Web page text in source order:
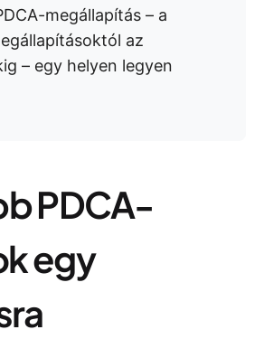
megállapítás – a
az
– egy helyen legyen
PDCA-
egy